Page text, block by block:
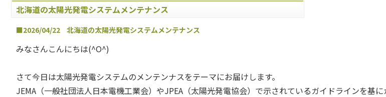
北海道の太陽光発電システムメンテナンス
■2026/04/22 北海道の太陽光発電システムメンテナンス
みなさんこんにちは(^O^)
さて今日は太陽光発電システムのメンテンナスをテーマにお届けします。
JEMA（一般社団法人日本電機工業会）やJPEA（太陽光発電協会）で示されているガイドラインを基に